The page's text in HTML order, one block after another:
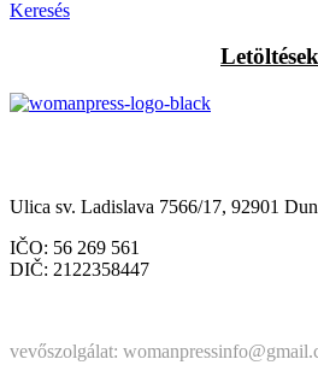
Keresés
Letöltések
Ulica sv. Ladislava 7566/17, 92901
IČO: 56 269 561
DIČ: 2122358447
vevőszolgálat: